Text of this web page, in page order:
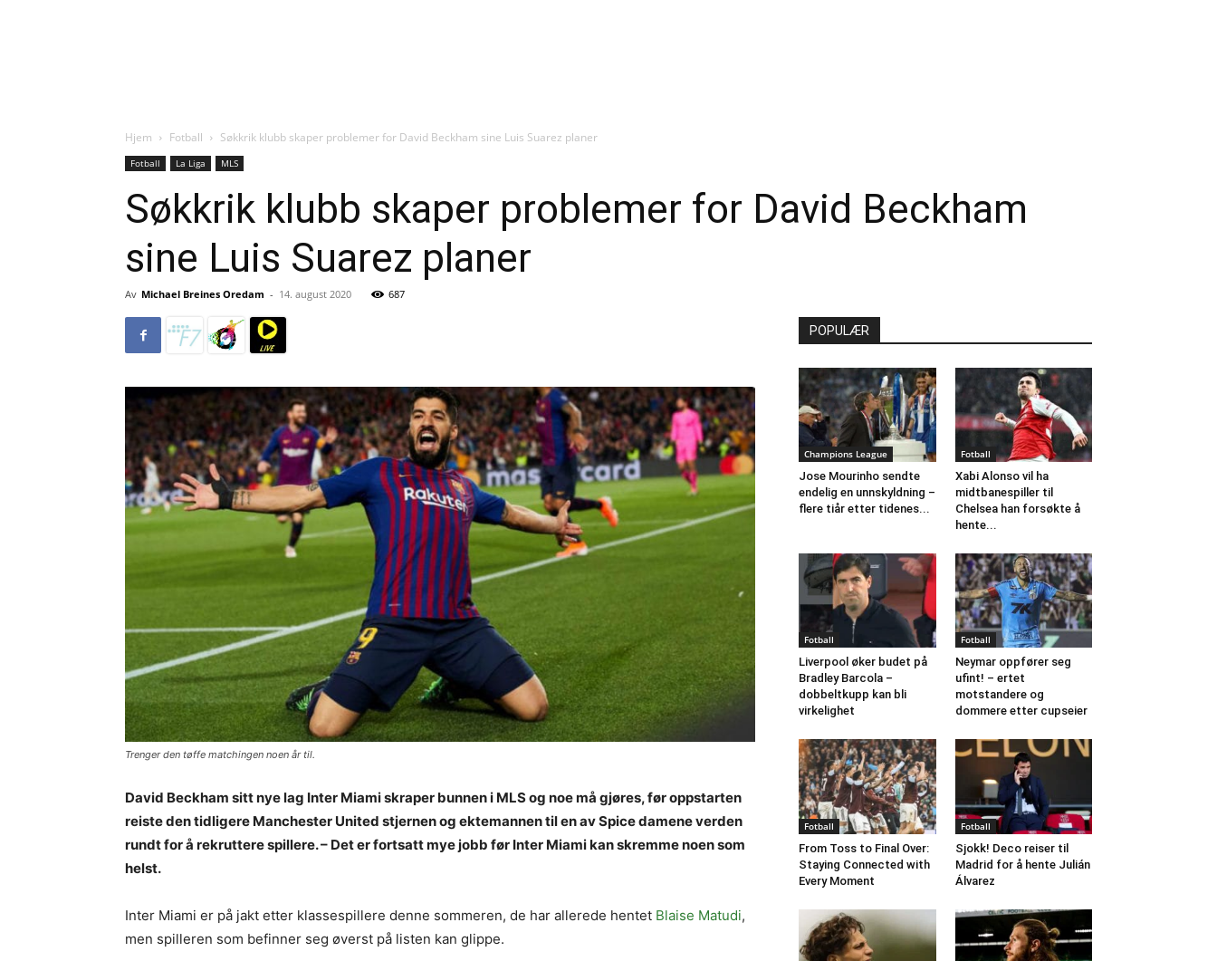
Hjem Fotball Søkkrik klubb skaper problemer for David Beckham sine Luis Suarez planer
Fotball La Liga MLS
Søkkrik klubb skaper problemer for David Beckham
sine Luis Suarez planer
Av Michael Breines Oredam - 14. august 2020 687
Trenger den tøffe matchingen noen år til.
David Beckham sitt nye lag Inter Miami skraper bunnen i MLS og noe må gjøres, før oppstarten
reiste den tidligere Manchester United stjernen og ektemannen til en av Spice damene verden
rundt for å rekruttere spillere. – Det er fortsatt mye jobb før Inter Miami kan skremme noen som
helst.
Inter Miami er på jakt etter klassespillere denne sommeren, de har allerede hentet Blaise Matudi,
men spilleren som befinner seg øverst på listen kan glippe.
POPULÆR
Champions League
Jose Mourinho sendte
endelig en unnskyldning –
flere tiår etter tidenes...
Fotball
Xabi Alonso vil ha
midtbanespiller til
Chelsea han forsøkte å
hente...
Fotball
Liverpool øker budet på
Bradley Barcola –
dobbeltkupp kan bli
virkelighet
Fotball
Neymar oppfører seg
ufint! – ertet
motstandere og
dommere etter cupseier
Fotball
From Toss to Final Over:
Staying Connected with
Every Moment
Fotball
Sjokk! Deco reiser til
Madrid for å hente Julián
Álvarez